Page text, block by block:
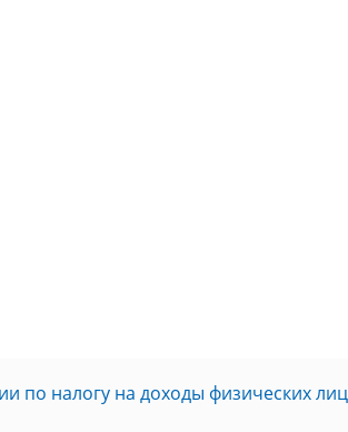
по налогу на доходы физических